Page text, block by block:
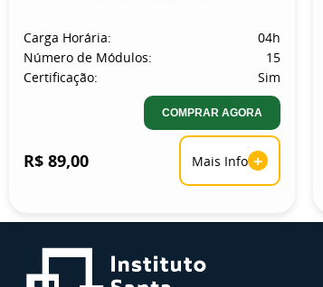
Carga Horária:
04h
Número de Módulos:
15
Certificação:
Sim
COMPRAR AGORA
R$ 89,00 Mais Info +